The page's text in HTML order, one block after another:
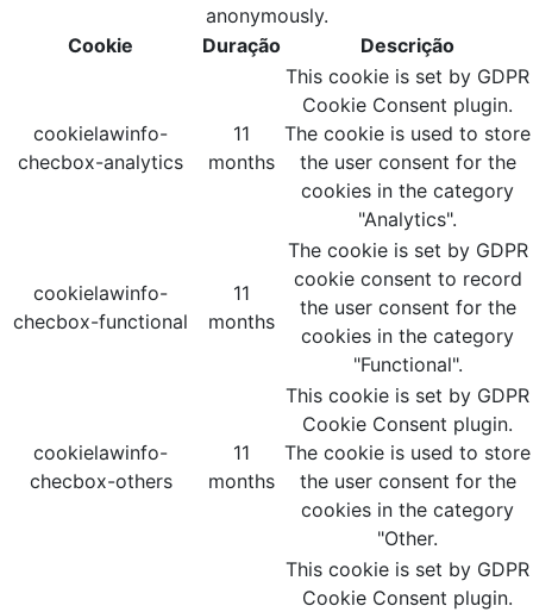
anonymously.
Cookie
Duração Descrição
cookielawinfo-
checbox-analytics
11
months
This cookie is set by GDPR
Cookie Consent plugin.
The cookie is used to store
the user consent for the
cookies in the category
"Analytics".
cookielawinfo-
checbox-functional
11
months
The cookie is set by GDPR
cookie consent to record
the user consent for the
cookies in the category
"Functional".
cookielawinfo-
checbox-others
11
months
This cookie is set by GDPR
Cookie Consent plugin.
The cookie is used to store
the user consent for the
cookies in the category
"Other.
This cookie is set by GDPR
Cookie Consent plugin.